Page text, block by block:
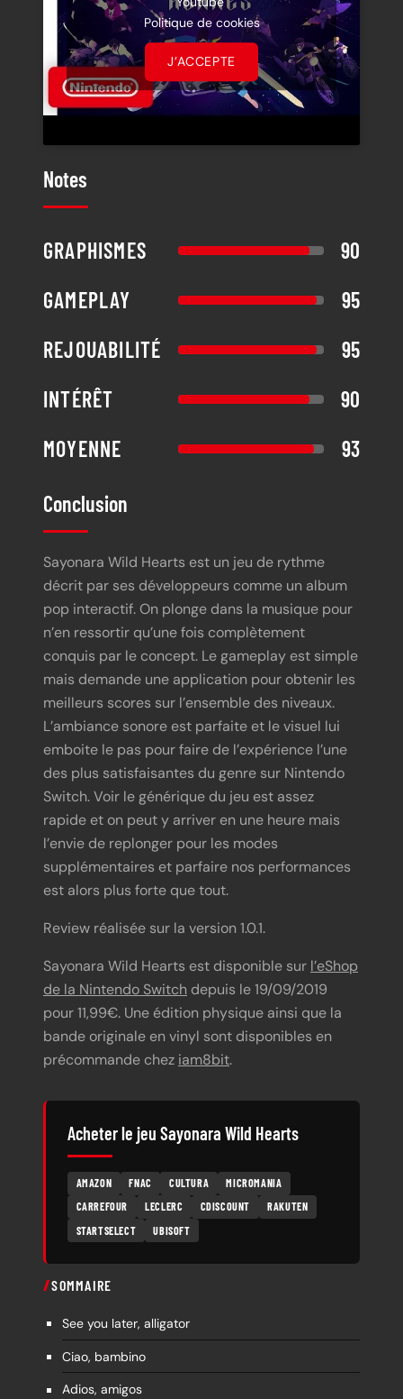
Politique de cookies
J’ACCEPTE
Notes
GRAPHISMES
90
GAMEPLAY
95
REJOUABILITÉ
95
INTÉRÊT
90
MOYENNE
93
Conclusion
Sayonara Wild Hearts est un jeu de rythme
décrit par ses développeurs comme un album
pop interactif. On plonge dans la musique pour
n’en ressortir qu’une fois complètement
conquis par le concept. Le gameplay est simple
mais demande une application pour obtenir les
meilleurs scores sur l’ensemble des niveaux.
L’ambiance sonore est parfaite et le visuel lui
emboite le pas pour faire de l’expérience l’une
des plus satisfaisantes du genre sur Nintendo
Switch. Voir le générique du jeu est assez
rapide et on peut y arriver en une heure mais
l’envie de replonger pour les modes
supplémentaires et parfaire nos performances
est alors plus forte que tout.
Review réalisée sur la version 1.0.1.
Sayonara Wild Hearts est disponible sur l’eShop
de la Nintendo Switch depuis le 19/09/2019
pour 11,99€. Une édition physique ainsi que la
bande originale en vinyl sont disponibles en
précommande chez iam8bit
Acheter le jeu Sayonara Wild Hearts
AMAZON FNAC CULTURA
MICROMANIA
CARREFOUR
LECLERC CDISCOUNT
RAKUTEN
STARTSELECT
UBISOFT
SOMMAIRE
See you later, alligator
Ciao, bambino
Adios, amigos